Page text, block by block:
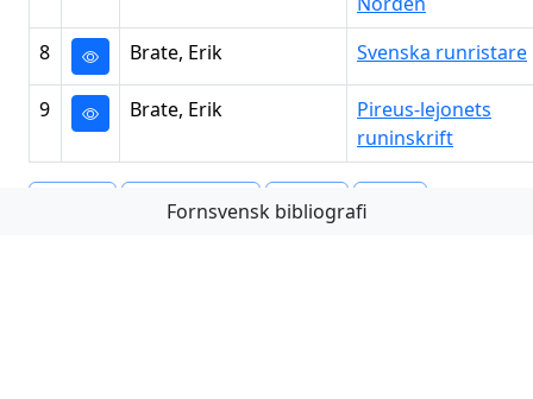
8
Brate, Erik Svenska runristare
9 Brate, Erik
Pireus-lejonets
runinskrift
Föregående Nästa
Fornsvensk bibliografi